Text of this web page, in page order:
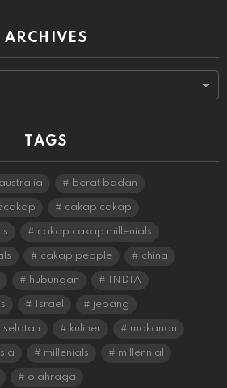
ARCHIVES
TAGS
australia berat badan
cakap cakap
cakap cakap millenials
cakap people china
hubungan INDIA
Israel jepang
selatan kuliner makanan
millenials millennial
olahraga